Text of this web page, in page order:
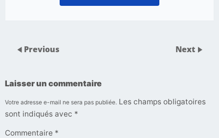
Previous Next
Laisser un commentaire
Votre adresse e-mail ne sera pas publiée. Les champs obligatoires
sont indiqués avec *
Commentaire *